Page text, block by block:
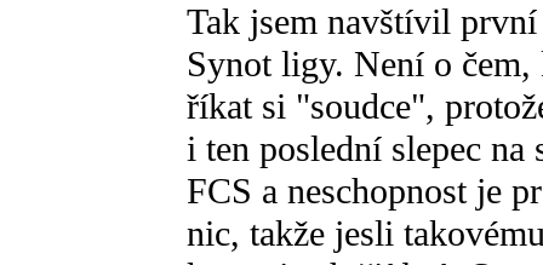
Tak jsem navštívil
Synot ligy. Není o
říkat si "soudce",
i ten poslední slepec na
FCS a neschopnost je
nic, takže jesli